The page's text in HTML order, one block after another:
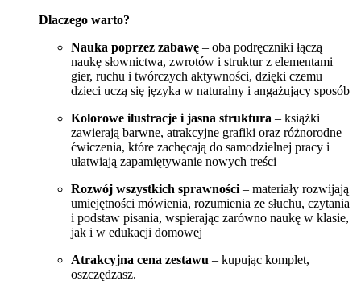
Dlaczego warto?
Nauka poprzez zabawę – oba podręczniki łączą
naukę słownictwa, zwrotów i struktur z elementami
gier, ruchu i twórczych aktywności, dzięki czemu
dzieci uczą się języka w naturalny i angażujący sposób
Kolorowe ilustracje i jasna struktura – książki
zawierają barwne, atrakcyjne grafiki oraz różnorodne
ćwiczenia, które zachęcają do samodzielnej pracy i
ułatwiają zapamiętywanie nowych treści
Rozwój wszystkich sprawności – materiały rozwijają
umiejętności mówienia, rozumienia ze słuchu, czytania
i podstaw pisania, wspierając zarówno naukę w klasie,
jak i w edukacji domowej
Atrakcyjna cena zestawu – kupując komplet,
oszczędzasz.